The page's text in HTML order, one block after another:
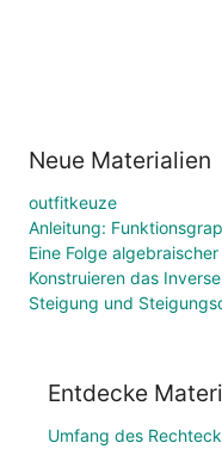
Neue Materialien
outfitkeuze
Eine Folge
Konstruieren das
Steigung und
Entdecke
Umfang des